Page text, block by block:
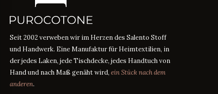
Seit 2002 verweben wir im Herzen des Salento Stoff
und Handwerk. Eine Manufaktur für Heimtextilien, in
der jedes Laken, jede Tischdecke, jedes Handtuch von
Hand und nach Maß genäht wird, ein Stück nach dem
anderen.